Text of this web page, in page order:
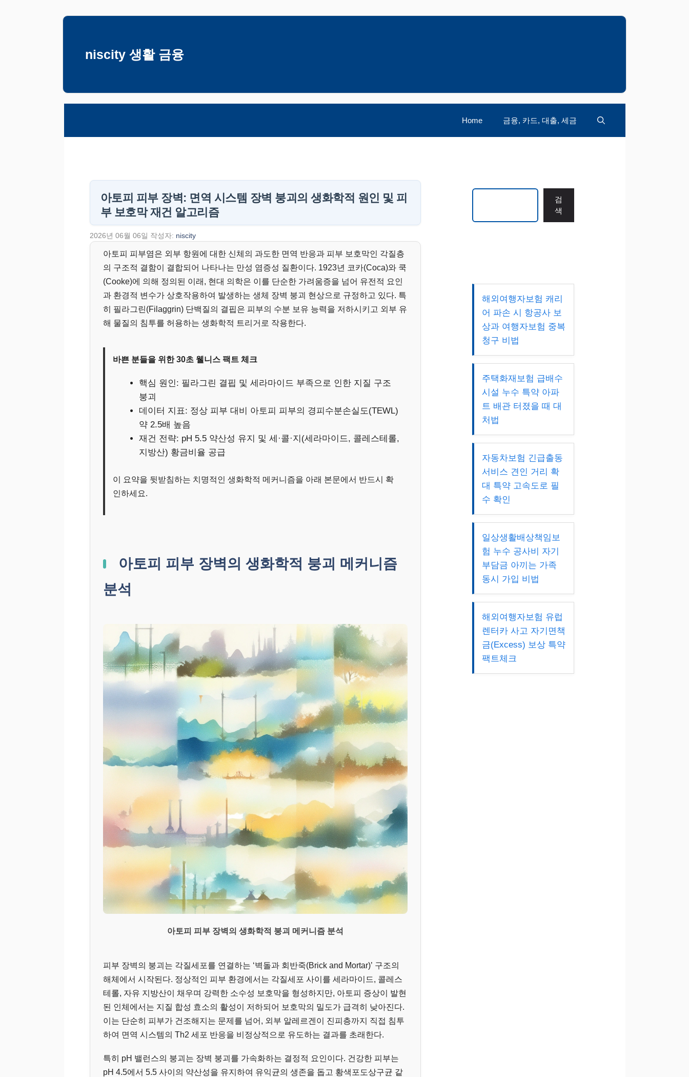
niscity 생활 금융
Home 금융, 카드, 대출, 세금
아토피 피부 장벽: 면역 시스템 장벽 붕괴의 생화학적 원인 및 피
부 보호막 재건 알고리즘
2026년 06월 06일 작성자: niscity
아토피 피부염은 외부 항원에 대한 신체의 과도한 면역 반응과 피부 보호막인 각질층
의 구조적 결함이 결합되어 나타나는 만성 염증성 질환이다. 1923년 코카(Coca)와 쿡
(Cooke)에 의해 정의된 이래, 현대 의학은 이를 단순한 가려움증을 넘어 유전적 요인
과 환경적 변수가 상호작용하여 발생하는 생체 장벽 붕괴 현상으로 규정하고 있다. 특
히 필라그린(Filaggrin) 단백질의 결핍은 피부의 수분 보유 능력을 저하시키고 외부 유
해 물질의 침투를 허용하는 생화학적 트리거로 작용한다.
바쁜 분들을 위한 30초 웰니스 팩트 체크
핵심 원인: 필라그린 결핍 및 세라마이드 부족으로 인한 지질 구조
붕괴
데이터 지표: 정상 피부 대비 아토피 피부의 경피수분손실도(TEWL)
약 2.5배 높음
재건 전략: pH 5.5 약산성 유지 및 세·콜·지(세라마이드, 콜레스테롤,
지방산) 황금비율 공급
이 요약을 뒷받침하는 치명적인 생화학적 메커니즘을 아래 본문에서 반드시 확
인하세요.
아토피 피부 장벽의 생화학적 붕괴 메커니즘
분석
아토피 피부 장벽의 생화학적 붕괴 메커니즘 분석
피부 장벽의 붕괴는 각질세포를 연결하는 ‘벽돌과 회반죽(Brick and Mortar)’ 구조의
해체에서 시작된다. 정상적인 피부 환경에서는 각질세포 사이를 세라마이드, 콜레스
테롤, 자유 지방산이 채우며 강력한 소수성 보호막을 형성하지만, 아토피 증상이 발현
된 인체에서는 지질 합성 효소의 활성이 저하되어 보호막의 밀도가 급격히 낮아진다.
이는 단순히 피부가 건조해지는 문제를 넘어, 외부 알레르겐이 진피층까지 직접 침투
하여 면역 시스템의 Th2 세포 반응을 비정상적으로 유도하는 결과를 초래한다.
특히 pH 밸런스의 붕괴는 장벽 붕괴를 가속화하는 결정적 요인이다. 건강한 피부는
pH 4.5에서 5.5 사이의 약산성을 유지하여 유익균의 생존을 돕고 황색포도상구균 같
검
색
해외여행자보험 캐리
어 파손 시 항공사 보
상과 여행자보험 중복
청구 비법
주택화재보험 급배수
시설 누수 특약 아파
트 배관 터졌을 때 대
처법
자동차보험 긴급출동
서비스 견인 거리 확
대 특약 고속도로 필
수 확인
일상생활배상책임보
험 누수 공사비 자기
부담금 아끼는 가족
동시 가입 비법
해외여행자보험 유럽
렌터카 사고 자기면책
금(Excess) 보상 특약
팩트체크